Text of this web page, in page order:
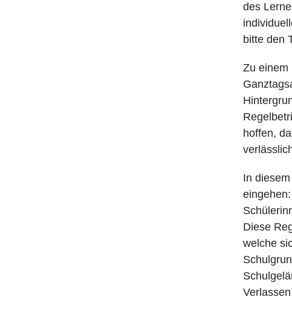
des
bitte den
Zu einem
hoffen,
In
Diese
welche